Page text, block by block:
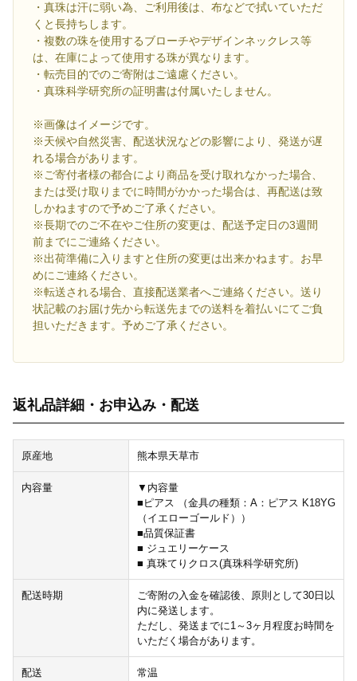
・真珠は汗に弱い為、ご利用後は、布などで拭いていただ
くと長持ちします。
・複数の珠を使用するブローチやデザインネックレス等
は、在庫によって使用する珠が異なります。
・転売目的でのご寄附はご遠慮ください。
・真珠科学研究所の証明書は付属いたしません。
※画像はイメージです。
※天候や自然災害、配送状況などの影響により、発送が遅
れる場合があります。
※ご寄付者様の都合により商品を受け取れなかった場合、
または受け取りまでに時間がかかった場合は、再配送は致
しかねますので予めご了承ください。
※長期でのご不在やご住所の変更は、配送予定日の3週間
前までにご連絡ください。
※出荷準備に入りますと住所の変更は出来かねます。お早
めにご連絡ください。
※転送される場合、直接配送業者へご連絡ください。送り
状記載のお届け先から転送先までの送料を着払いにてご負
担いただきます。予めご了承ください。
返礼品詳細・お申込み・配送
原産地 熊本県天草市
内容量
▼内容量
■ピアス （金具の種類：A：ピアス K18YG
（イエローゴールド））
■品質保証書
■ ジュエリーケース
■ 真珠てりクロス(真珠科学研究所)
配送時期
ご寄附の入金を確認後、原則として30日以
内に発送します。
ただし、発送までに1～3ヶ月程度お時間を
いただく場合があります。
配送 常温